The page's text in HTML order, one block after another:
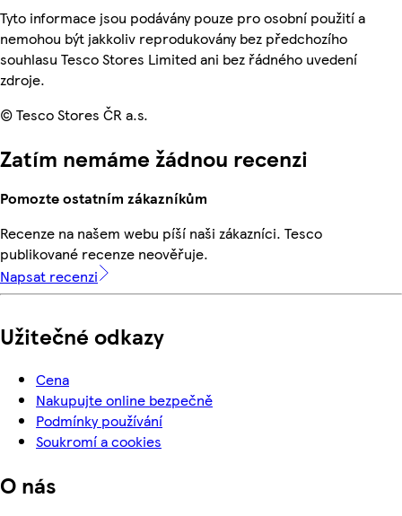
Tyto informace jsou podávány pouze pro osobní použití a
nemohou být jakkoliv reprodukovány bez předchozího
souhlasu Tesco Stores Limited ani bez řádného uvedení
zdroje.
© Tesco Stores ČR a.s.
Zatím nemáme žádnou recenzi
Pomozte ostatním zákazníkům
Recenze na našem webu píší naši zákazníci. Tesco
publikované recenze neověřuje.
Napsat recenzi
Užitečné odkazy
Cena
Nakupujte online bezpečně
Podmínky používání
Soukromí a cookies
O nás